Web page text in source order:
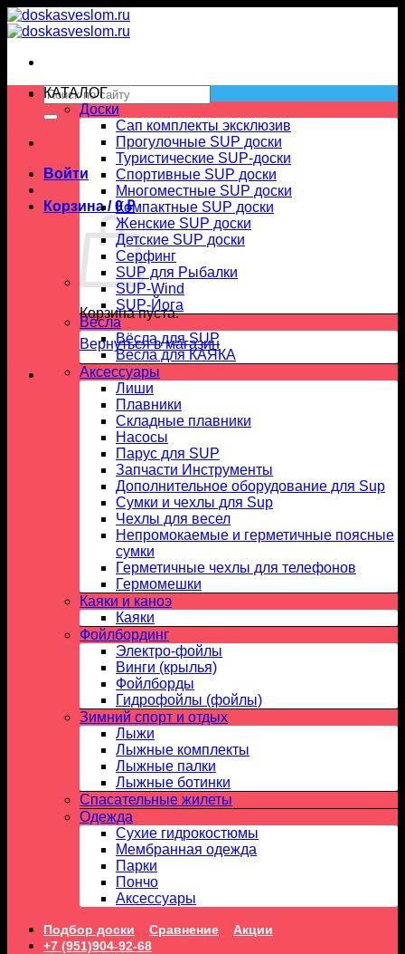
Skip
to
Искать:
Войти
Корзина /0₽
Корзина пуста.
Вернуться в магазин
КАТАЛОГ
Доски
Сап комплекты эксклюзив
Прогулочные SUP доски
Туристические SUP-доски
Спортивные SUP доски
Многоместные SUP доски
Компактные SUP доски
Женские SUP доски
Детские SUP доски
Серфинг
SUP для Рыбалки
SUP-Wind
SUP-Йога
Вёсла
Вёсла для SUP
Весла для КАЯКА
Аксессуары
Лиши
Плавники
Складные плавники
Насосы
Парус для SUP
Запчасти Инструменты
Дополнительное оборудование для Sup
Сумки и чехлы для Sup
Чехлы для весел
Непромокаемые и герметичные поясные
сумки
Герметичные чехлы для телефонов
Гермомешки
Каяки и каноэ
Каяки
Фойлбординг
Электро-фойлы
Винги (крылья)
Фойлборды
Гидрофойлы (фойлы)
Зимний спорт и отдых
Лыжи
Лыжные комплекты
Лыжные палки
Лыжные ботинки
Спасательные жилеты
Одежда
Сухие гидрокостюмы
Мембранная одежда
Парки
Пончо
Аксессуары
Подбор доски Сравнение
Акции
+7 (951)904-92-68